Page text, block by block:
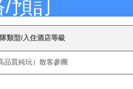
預訂
類型/入住酒店等級
品質純玩）散客參團